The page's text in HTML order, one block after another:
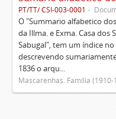
PT/TT/ CSI-003-0001
O "Summario alfabetico
da Illma. e Exma. Casa dos
Sabugal", tem um índice
descrevendo
1836 o arqu...
Mascarenhas. Família (1910-